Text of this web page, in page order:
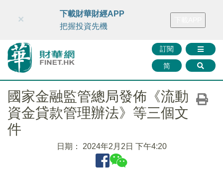
財華智庫網 FINTV FINMETA 財華證券 媒體矩陣
訂閱
简
×
下載財華財經APP
把握投資先機
國家金融監管總局發佈《流動
資金貸款管理辦法》等三個文
件
日期： 2024年2月2日 下午4:20